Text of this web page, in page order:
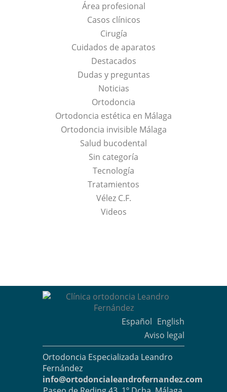
Área profesional
Casos clínicos
Cirugía
Cuidados de aparatos
Destacados
Dudas y preguntas
Noticias
Ortodoncia
Ortodoncia estética en Málaga
Ortodoncia invisible Málaga
Salud bucodental
Sin categoría
Tecnología
Tratamientos
Vélez C.F.
Videos
Español English
Aviso legal
Ortodoncia Especializada Leandro
Fernández
info@ortodoncialeandrofernandez.com